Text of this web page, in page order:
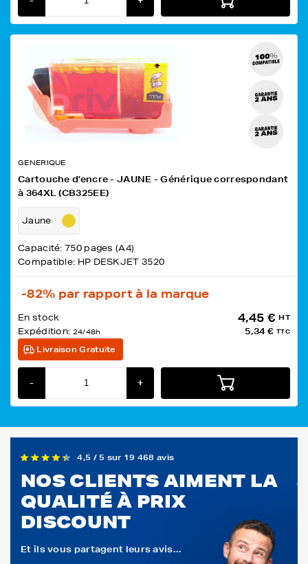
GENERIQUE
Cartouche d'encre - JAUNE - Générique correspondant
à 364XL (CB325EE)
Jaune
Capacité: 750 pages (A4)
Compatible: HP DESKJET 3520
-82% par rapport à la marque
En stock
Expédition: 24/48h
4,45 € HT
5,34 € TTC
Livraison Gratuite
- +
4,5 / 5 sur 19 468 avis
NOS CLIENTS AIMENT LA
QUALITÉ À PRIX
DISCOUNT
Et ils vous partagent leurs avis...